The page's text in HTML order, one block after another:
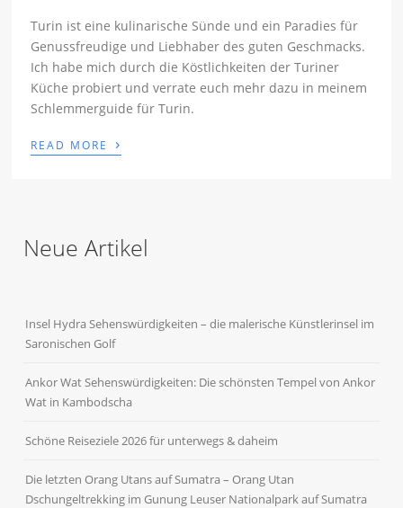
Turin ist eine kulinarische Sünde und ein Paradies für
Genussfreudige und Liebhaber des guten Geschmacks.
Ich habe mich durch die Köstlichkeiten der Turiner
Küche probiert und verrate euch mehr dazu in meinem
Schlemmerguide für Turin.
READ MORE ›
Neue Artikel
Insel Hydra Sehenswürdigkeiten – die malerische Künstlerinsel im
Saronischen Golf
Ankor Wat Sehenswürdigkeiten: Die schönsten Tempel von Ankor
Wat in Kambodscha
Schöne Reiseziele 2026 für unterwegs & daheim
Die letzten Orang Utans auf Sumatra – Orang Utan
Dschungeltrekking im Gunung Leuser Nationalpark auf Sumatra